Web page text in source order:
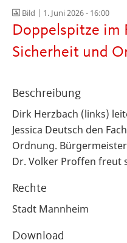
Bild | 1. Juni 2026 - 16:00
Doppelspitze im
Sicherheit und
Beschreibung
Dirk Herzbach (links)
Jessica Deutsch den
Ordnung.
Dr. Volker Proffen freut
Rechte
Stadt Mannheim
Download